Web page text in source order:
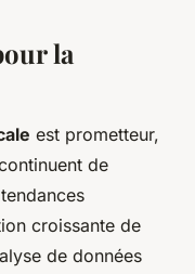
la
est prometteur,
de
croissante de
de données